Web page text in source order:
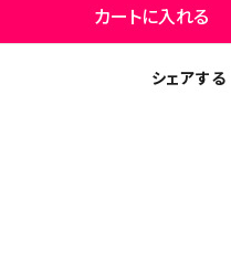
カートに入れる
シェアする